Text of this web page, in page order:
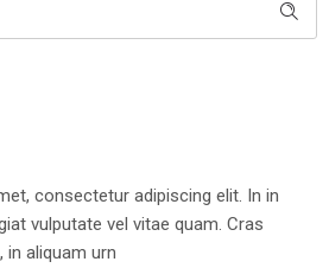
consectetur adipiscing elit. In in
vulputate vel vitae quam. Cras
in aliquam urn